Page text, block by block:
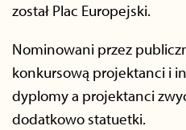
został Plac Europejski.
Nominowani przez
konkursową projektanci i
dyplomy a projektanci
dodatkowo statuetki.